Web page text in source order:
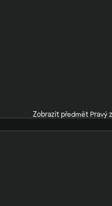
Zobrazit předmět Pravý